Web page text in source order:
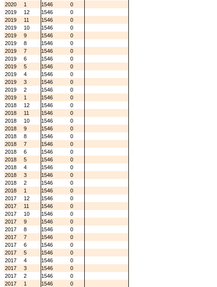
2020
1 1546
0
2019
12 1546
0
2019
11 1546
0
2019
10 1546
0
2019
9 1546
0
2019
8 1546
0
2019
7 1546
0
2019
6 1546
0
2019
5 1546
0
2019
4 1546
0
2019
3 1546
0
2019
2 1546
0
2019
1 1546
0
2018
12 1546
0
2018
11 1546
0
2018
10 1546
0
2018
9 1546
0
2018
8 1546
0
2018
7 1546
0
2018
6 1546
0
2018
5 1546
0
2018
4 1546
0
2018
3 1546
0
2018
2 1546
0
2018
1 1546
0
2017
12 1546
0
2017
11 1546
0
2017
10 1546
0
2017
9 1546
0
2017
8 1546
0
2017
7 1546
0
2017
6 1546
0
2017
5 1546
0
2017
4 1546
0
2017
3 1546
0
2017
2 1546
0
2017
1 1546
0